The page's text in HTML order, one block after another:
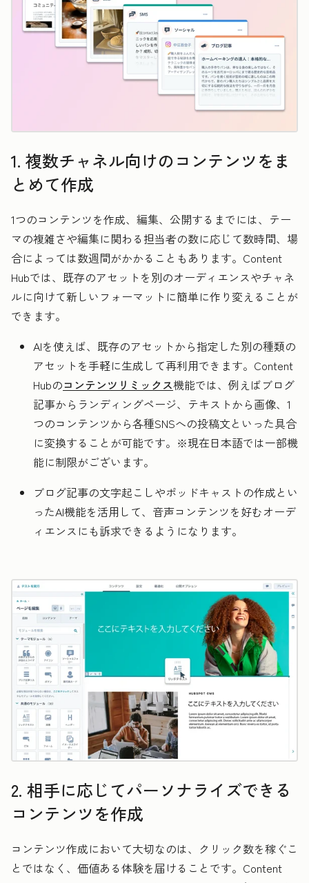
1. 複数チャネル向けのコンテンツをま
とめて作成
1つのコンテンツを作成、編集、公開するまでには、テー
マの複雑さや編集に関わる担当者の数に応じて数時間、場
合によっては数週間がかかることもあります。Content
Hubでは、既存のアセットを別のオーディエンスやチャネ
ルに向けて新しいフォーマットに簡単に作り変えることが
できます。
AIを使えば、既存のアセットから指定した別の種類の
アセットを手軽に生成して再利用できます。Content
Hubのコンテンツリミックス機能では、例えばブログ
記事からランディングページ、テキストから画像、1
つのコンテンツから各種SNSへの投稿文といった具合
に変換することが可能です。※現在日本語では一部機
能に制限がございます。
ブログ記事の文字起こしやポッドキャストの作成とい
ったAI機能を活用して、音声コンテンツを好むオーデ
ィエンスにも訴求できるようになります。
2. 相手に応じてパーソナライズできる
コンテンツを作成
コンテンツ作成において大切なのは、クリック数を稼ぐこ
とではなく、価値ある体験を届けることです。Content